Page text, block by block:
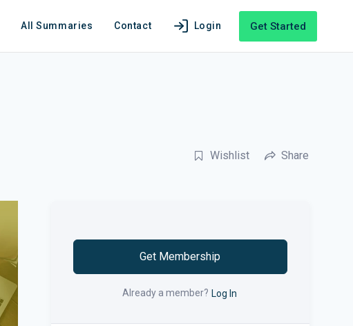
All Summaries Contact Login Get Started
Wishlist Share
Get Membership
Already a member? Log In